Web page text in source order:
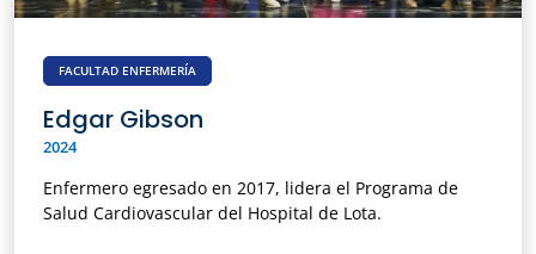
FACULTAD ENFERMERÍA
Edgar Gibson
2024
Enfermero egresado en 2017, lidera el Programa de
Salud Cardiovascular del Hospital de Lota.